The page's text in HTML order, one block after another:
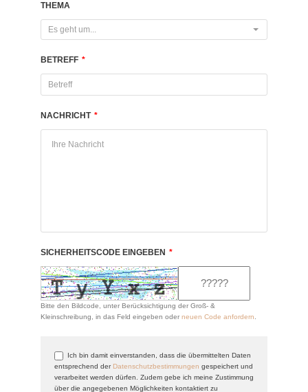
THEMA
Es geht um...
BETREFF *
NACHRICHT *
SICHERHEITSCODE EINGEBEN *
Bitte den Bildcode, unter Berücksichtigung der Groß- &
Kleinschreibung, in das Feld eingeben oder neuen Code anfordern
Ich bin damit einverstanden, dass die übermittelten Daten
entsprechend der Datenschutzbestimmungen gespeichert und
verarbeitet werden dürfen. Zudem gebe ich meine Zustimmung
über die angegebenen Möglichkeiten kontaktiert zu